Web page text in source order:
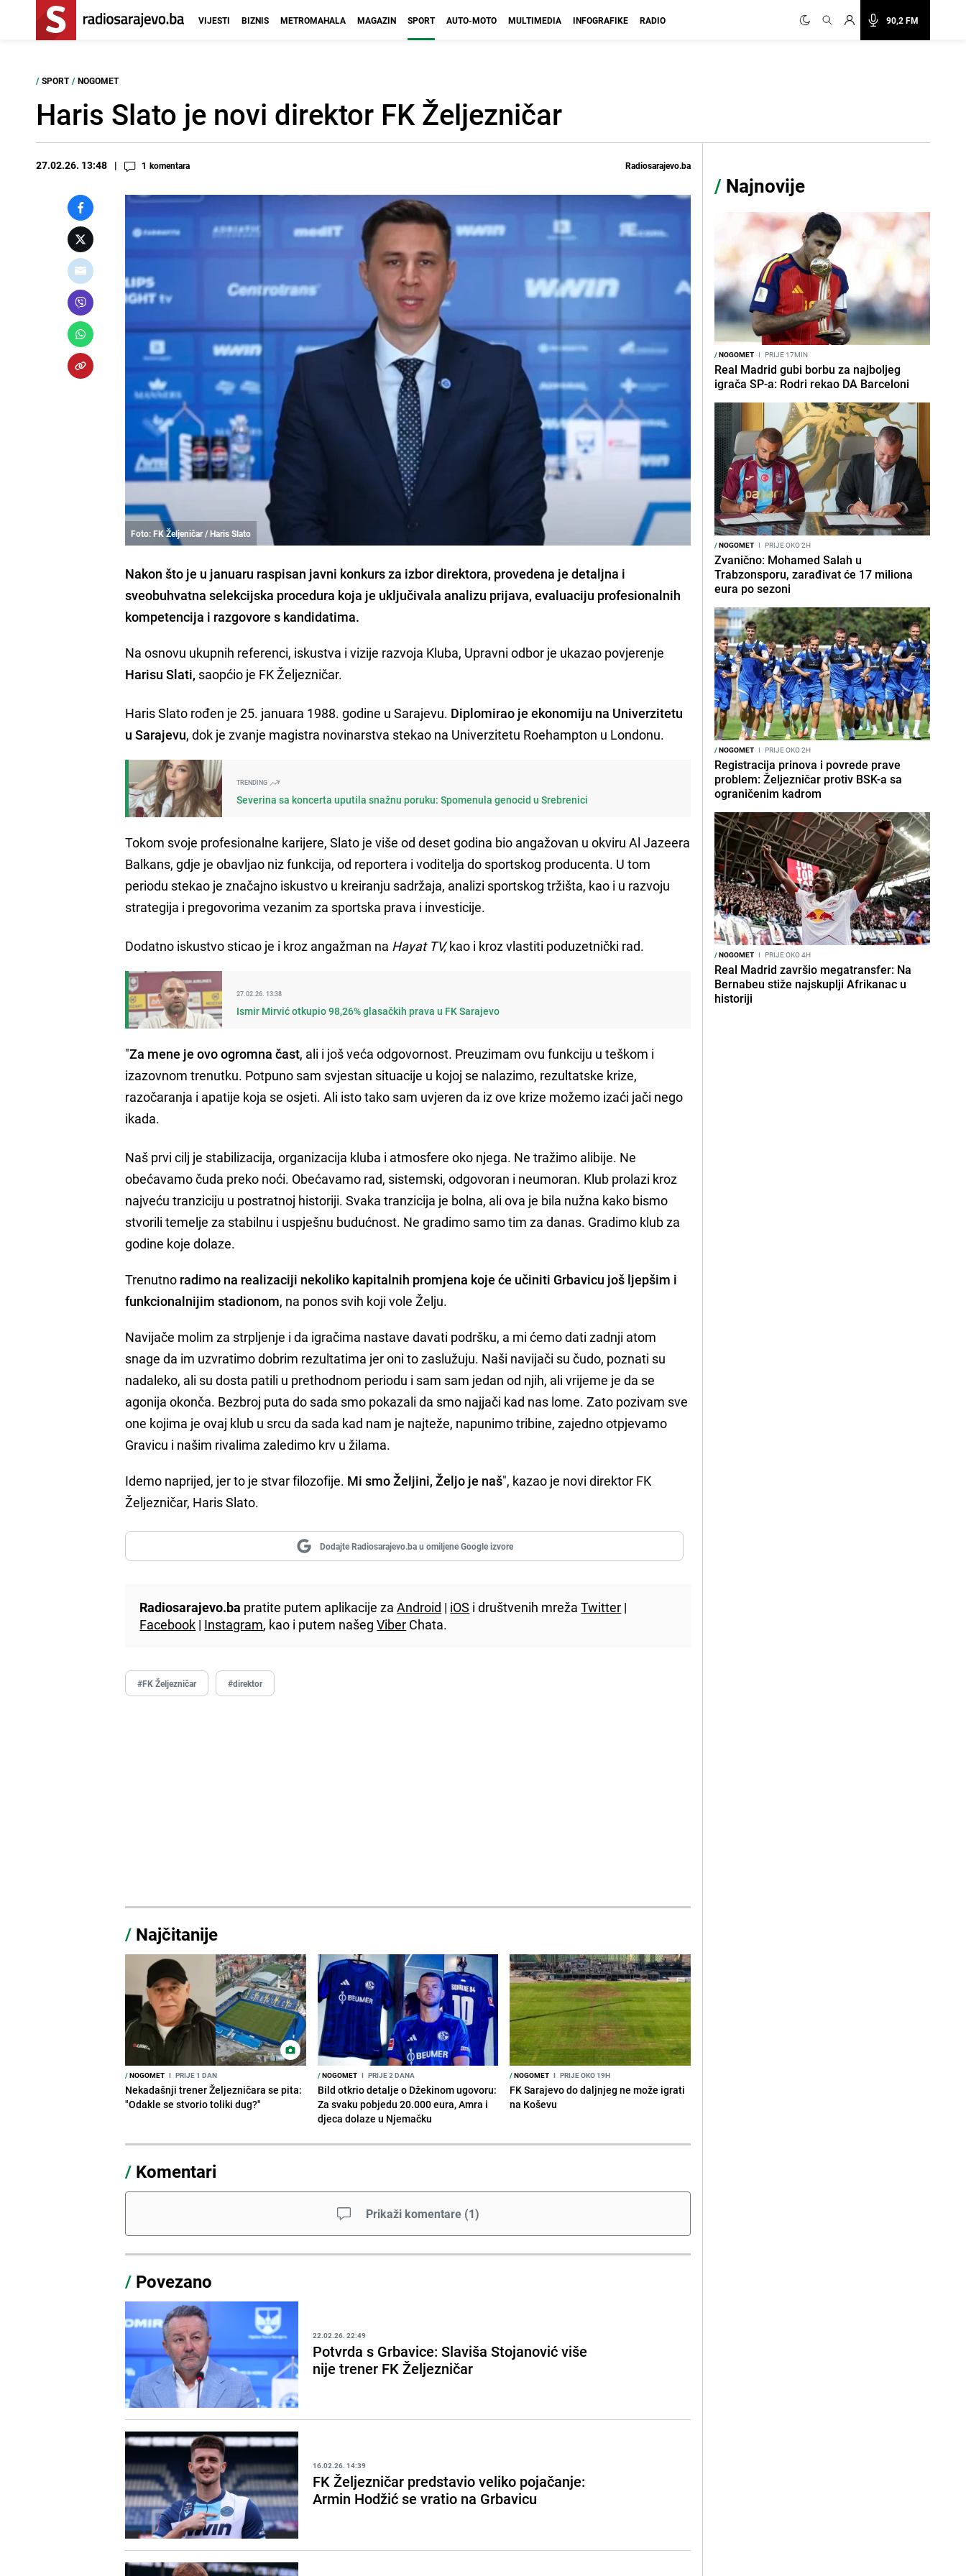
90,2 FM
VIJESTI BIZNIS METROMAHALA MAGAZIN SPORT AUTO-MOTO MULTIMEDIA INFOGRAFIKE RADIO
/ SPORT / NOGOMET
Haris Slato je novi direktor FK Željezničar
27.02.26. 13:48 1 komentara Radiosarajevo.ba
Foto: FK Željeničar / Haris Slato
Nakon što je u januaru raspisan javni konkurs za izbor direktora, provedena je detaljna i
sveobuhvatna selekcijska procedura koja je uključivala analizu prijava, evaluaciju profesionalnih
kompetencija i razgovore s kandidatima.
Na osnovu ukupnih referenci, iskustva i vizije razvoja Kluba, Upravni odbor je ukazao povjerenje
Harisu Slati, saopćio je FK Željezničar.
Haris Slato rođen je 25. januara 1988. godine u Sarajevu. Diplomirao je ekonomiju na Univerzitetu
u Sarajevu, dok je zvanje magistra novinarstva stekao na Univerzitetu Roehampton u Londonu.
TRENDING
Severina sa koncerta uputila snažnu poruku: Spomenula genocid u Srebrenici
Tokom svoje profesionalne karijere, Slato je više od deset godina bio angažovan u okviru Al Jazeera
Balkans, gdje je obavljao niz funkcija, od reportera i voditelja do sportskog producenta. U tom
periodu stekao je značajno iskustvo u kreiranju sadržaja, analizi sportskog tržišta, kao i u razvoju
strategija i pregovorima vezanim za sportska prava i investicije.
Dodatno iskustvo sticao je i kroz angažman na Hayat TV,kao i kroz vlastiti poduzetnički rad.
27.02.26. 13:38
Ismir Mirvić otkupio 98,26% glasačkih prava u FK Sarajevo
"Za mene je ovo ogromna čast, ali i još veća odgovornost. Preuzimam ovu funkciju u teškom i
izazovnom trenutku. Potpuno sam svjestan situacije u kojoj se nalazimo, rezultatske krize,
razočaranja i apatije koja se osjeti. Ali isto tako sam uvjeren da iz ove krize možemo izaći jači nego
ikada.
Naš prvi cilj je stabilizacija, organizacija kluba i atmosfere oko njega. Ne tražimo alibije. Ne
obećavamo čuda preko noći. Obećavamo rad, sistemski, odgovoran i neumoran. Klub prolazi kroz
najveću tranziciju u postratnoj historiji. Svaka tranzicija je bolna, ali ova je bila nužna kako bismo
stvorili temelje za stabilnu i uspješnu budućnost. Ne gradimo samo tim za danas. Gradimo klub za
godine koje dolaze.
Trenutno radimo na realizaciji nekoliko kapitalnih promjena koje će učiniti Grbavicu još ljepšim i
funkcionalnijim stadionom, na ponos svih koji vole Želju.
Navijače molim za strpljenje i da igračima nastave davati podršku, a mi ćemo dati zadnji atom
snage da im uzvratimo dobrim rezultatima jer oni to zaslužuju. Naši navijači su čudo, poznati su
nadaleko, ali su dosta patili u prethodnom periodu i sam sam jedan od njih, ali vrijeme je da se
agonija okonča. Bezbroj puta do sada smo pokazali da smo najjači kad nas lome. Zato pozivam sve
one kojima je ovaj klub u srcu da sada kad nam je najteže, napunimo tribine, zajedno otpjevamo
Gravicu i našim rivalima zaledimo krv u žilama.
Idemo naprijed, jer to je stvar filozofije. Mi smo Željini, Željo je naš", kazao je novi direktor FK
Željezničar, Haris Slato.
Dodajte Radiosarajevo.ba u omiljene Google izvore
Radiosarajevo.ba pratite putem aplikacije zaAndroid | iOS i društvenih mrežaTwitter |
Facebook | Instagram, kao i putem našegViber Chata.
#FK Željezničar #direktor
/ Najčitanije
/NOGOMET I PRIJE 1 DAN
Nekadašnji trener Željezničara se pita:
"Odakle se stvorio toliki dug?"
/NOGOMET I PRIJE 2 DANA
Bild otkrio detalje o Džekinom ugovoru:
Za svaku pobjedu 20.000 eura, Amra i
djeca dolaze u Njemačku
/NOGOMET I PRIJE OKO 19H
FK Sarajevo do daljnjeg ne može igrati
na Koševu
/ Komentari
Prikaži komentare (1)
/ Povezano
22.02.26. 22:49
Potvrda s Grbavice: Slaviša Stojanović više
nije trener FK Željezničar
16.02.26. 14:39
FK Željezničar predstavio veliko pojačanje:
Armin Hodžić se vratio na Grbavicu
/ Najnovije
/NOGOMET I PRIJE 17MIN
Real Madrid gubi borbu za najboljeg
igrača SP-a: Rodri rekao DA Barceloni
/NOGOMET I PRIJE OKO 2H
Zvanično: Mohamed Salah u
Trabzonsporu, zarađivat će 17 miliona
eura po sezoni
/NOGOMET I PRIJE OKO 2H
Registracija prinova i povrede prave
problem: Željezničar protiv BSK-a sa
ograničenim kadrom
/NOGOMET I PRIJE OKO 4H
Real Madrid završio megatransfer: Na
Bernabeu stiže najskuplji Afrikanac u
historiji